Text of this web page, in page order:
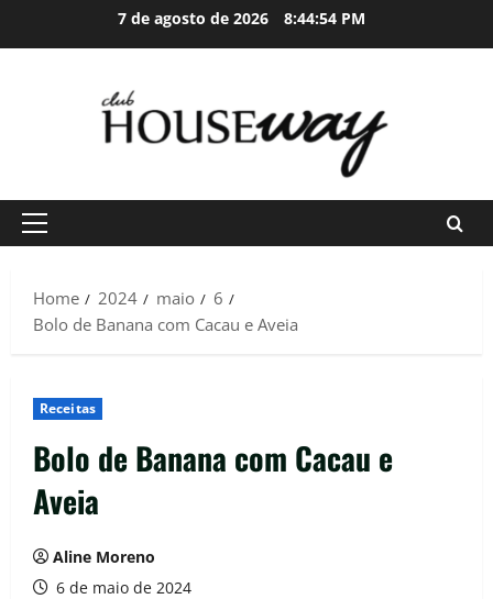
7 de agosto de 2026 8:44:55 PM
Primary
Home
2024 maio
6
Bolo de Banana com Cacau e Aveia
Receitas
Bolo de Banana com Cacau e
Aveia
Aline Moreno
6 de maio de 2024